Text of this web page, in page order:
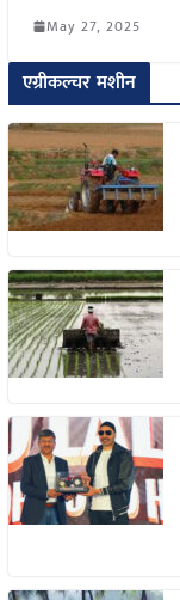
May 27, 2025
एग्रीकल्चर मशीन